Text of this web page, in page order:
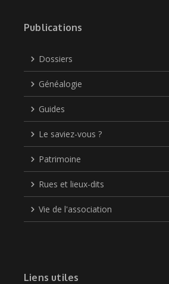
Publications
Dossiers
Généalogie
Guides
Le saviez-vous ?
Patrimoine
Rues et lieux-dits
Vie de l'association
Liens utiles